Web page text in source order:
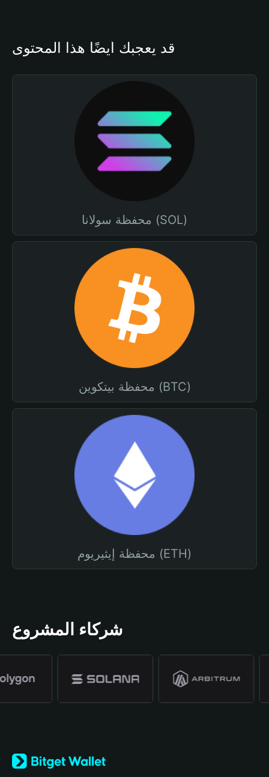
قد يعجبك أيضًا هذا المحتوى
محفظة سولانا (SOL)
محفظة بيتكوين (BTC)
محفظة إيثيريوم (ETH)
شركاء المشروع